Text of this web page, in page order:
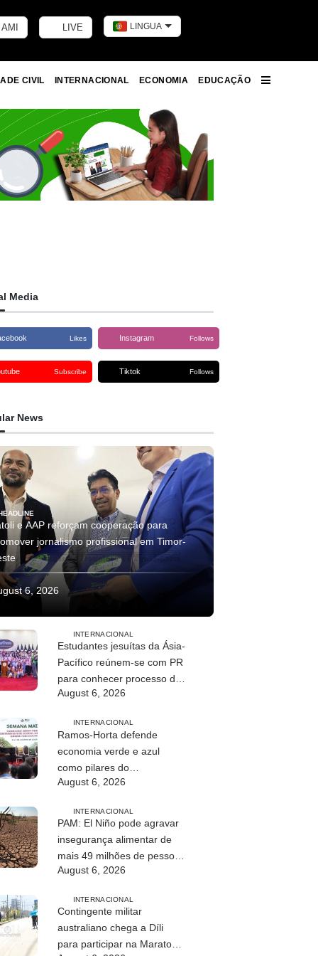
LIVE LINGUA
CIVIL INTERNACIONAL ECONOMIA
EDUCAÇÃO
Media
Likes Instagram Follows
Subscribe Tiktok Follows
News
e AAP reforçam cooperação para
jornalismo profissional em Timor-
6, 2026
INTERNACIONAL
Estudantes jesuítas da Ásia-
Pacífico reúnem-se com PR
para conhecer processo de
paz no país
August 6, 2026
INTERNACIONAL
Ramos-Horta defende
economia verde e azul
como pilares do
desenvolvimento
August 6, 2026
INTERNACIONAL
PAM: El Niño pode agravar
insegurança alimentar de
mais 49 milhões de pessoas
até 2027
August 6, 2026
INTERNACIONAL
Contingente militar
australiano chega a Díli
para participar na Maratona